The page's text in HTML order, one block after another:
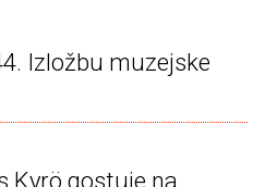
Izložbu muzejske
Kyrö gostuje na